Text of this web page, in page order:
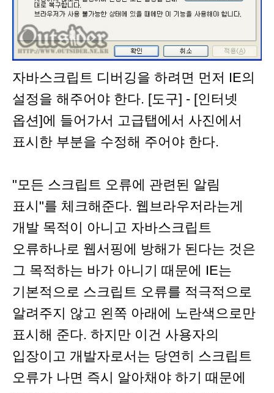
자바스크립트 디버깅을 하려면 먼저 IE의
설정을 해주어야 한다. [도구] - [인터넷
옵션]에 들어가서 고급탭에서 사진에서
표시한 부분을 수정해 주어야 한다.
"모든 스크립트 오류에 관련된 알림
표시"를 체크해준다. 웹브라우저라는게
개발 목적이 아니고 자바스크립트
오류하나로 웹서핑에 방해가 된다는 것은
그 목적하는 바가 아니기 때문에 IE는
기본적으로 스크립트 오류를 적극적으로
알려주지 않고 왼쪽 아래에 노란색으로만
표시해 준다. 하지만 이건 사용자의
입장이고 개발자로서는 당연히 스크립트
오류가 나면 즉시 알아채야 하기 때문에